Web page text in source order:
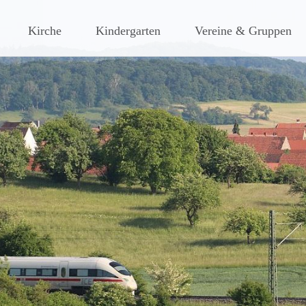
Dorf am Rande des
Kirche Kindergarten Vereine & Gruppen